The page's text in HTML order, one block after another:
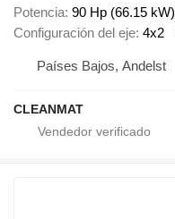
Potencia 90 Hp (66.15 kW)
Configuración del eje 4x2
Países Bajos, Andelst
CLEANMAT